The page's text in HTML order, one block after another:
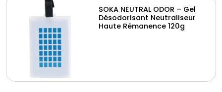
SOKA NEUTRAL ODOR – Gel
Désodorisant Neutraliseur
Haute Rémanence 120g